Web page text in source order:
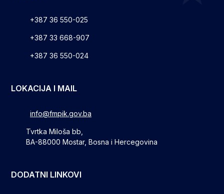
+387 36 550-025
+387 33 668-907
+387 36 550-024
LOKACIJA I MAIL
info@fmpik.gov.ba
Tvrtka Miloša bb,
BA-88000 Mostar, Bosna i Hercegovina
DODATNI LINKOVI